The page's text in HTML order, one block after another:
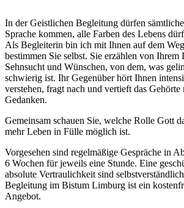
In der Geistlichen Begleitung dürfen
Sprache kommen, alle Farben des Lebens
Als Begleiterin bin ich mit Ihnen auf dem
bestimmen Sie selbst. Sie erzählen von
Sehnsucht und Wünschen, von dem, was
schwierig ist. Ihr Gegenüber hört Ihnen
verstehen, fragt nach und vertieft das Gehörte
Gedanken.
Gemeinsam schauen Sie, welche Rolle Gott
mehr Leben in Fülle möglich ist.
Vorgesehen sind regelmäßige Gespräche in
6 Wochen für jeweils eine Stunde. Eine
absolute Vertraulichkeit sind
Begleitung im Bistum Limburg ist ein
Angebot.